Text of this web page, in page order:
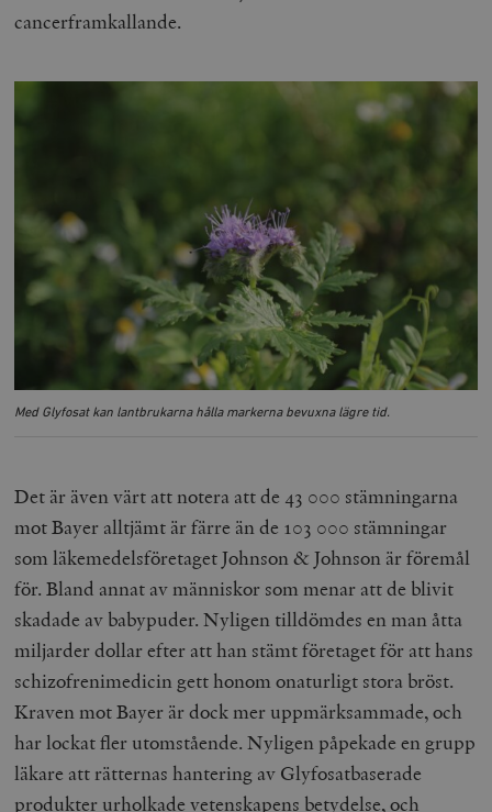
cancerframkallande.
Med Glyfosat kan lantbrukarna hålla markerna bevuxna lägre tid.
Det är även värt att notera att de 43 000 stämningarna
mot Bayer alltjämt är färre än de 103 000 stämningar
som läkemedelsföretaget Johnson & Johnson är föremål
för. Bland annat av människor som menar att de blivit
skadade av babypuder. Nyligen tilldömdes en man åtta
miljarder dollar efter att han stämt företaget för att hans
schizofrenimedicin gett honom onaturligt stora bröst.
Kraven mot Bayer är dock mer uppmärksammade, och
har lockat fler utomstående. Nyligen påpekade en grupp
läkare att rätternas hantering av Glyfosatbaserade
produkter urholkade vetenskapens betydelse, och